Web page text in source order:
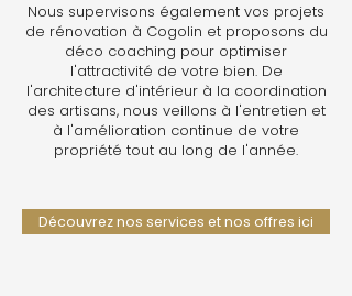
Nous supervisons également vos projets
de rénovation à Cogolin et proposons du
déco coaching pour optimiser
l'attractivité de votre bien. De
l'architecture d'intérieur à la coordination
des artisans, nous veillons à l'entretien et
à l'amélioration continue de votre
propriété tout au long de l'année.
Découvrez nos services et nos offres ici